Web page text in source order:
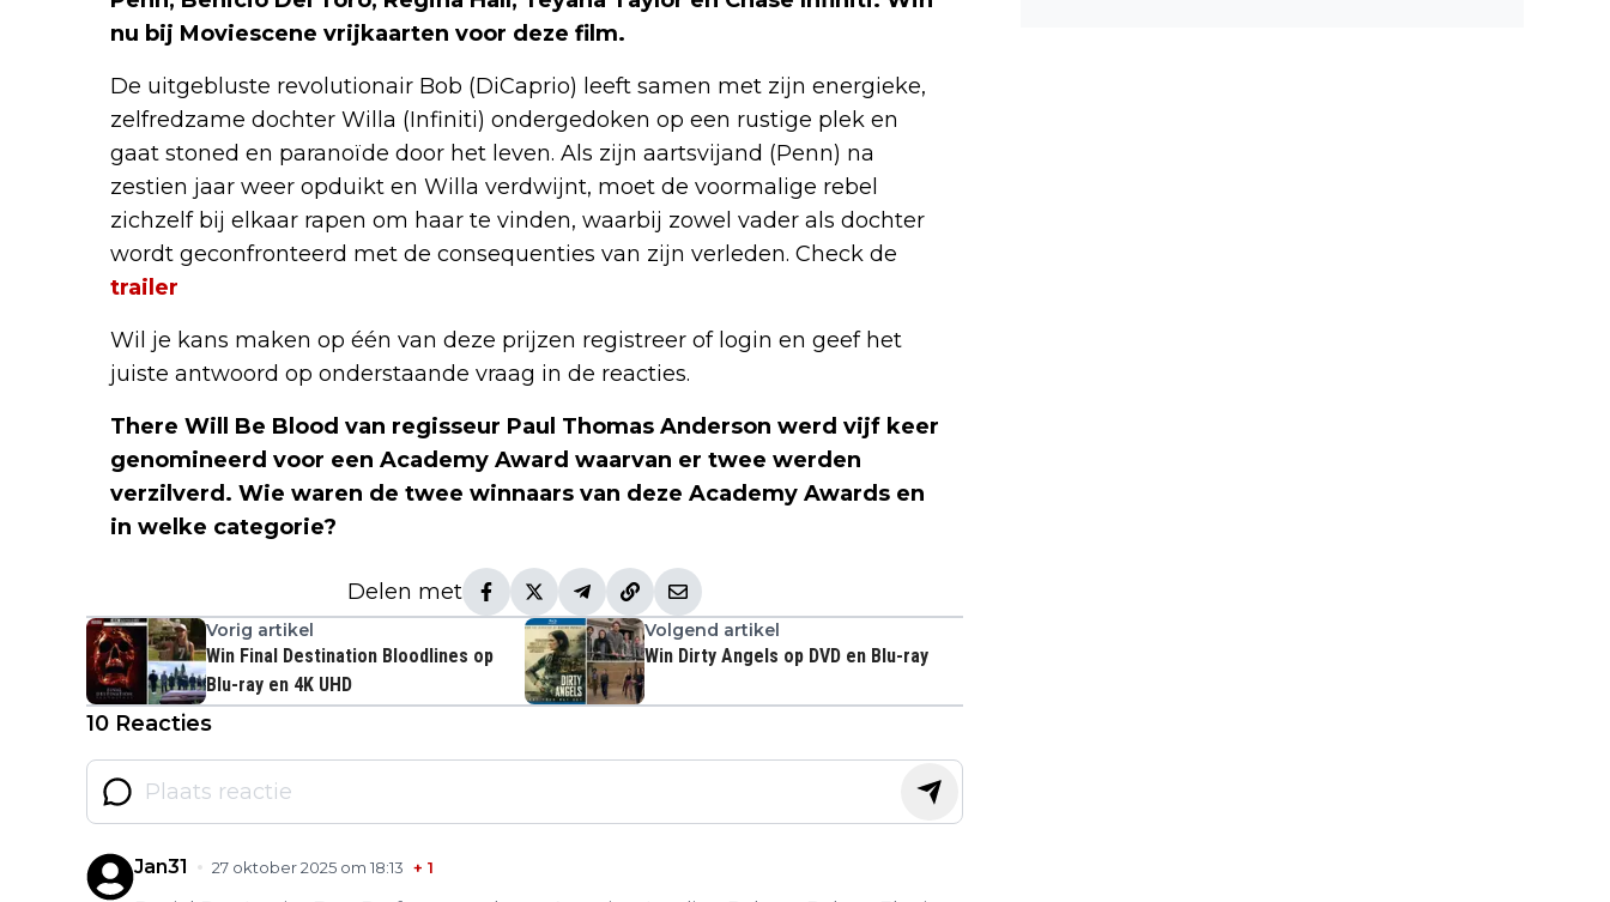
nu bij Moviescene vrijkaarten voor deze film.
De uitgebluste revolutionair Bob (DiCaprio) leeft samen met zijn energieke,
zelfredzame dochter Willa (Infiniti) ondergedoken op een rustige plek en
gaat stoned en paranoïde door het leven. Als zijn aartsvijand (Penn) na
zestien jaar weer opduikt en Willa verdwijnt, moet de voormalige rebel
zichzelf bij elkaar rapen om haar te vinden, waarbij zowel vader als dochter
wordt geconfronteerd met de consequenties van zijn verleden. Check de
trailer
Wil je kans maken op één van deze prijzen registreer of login en geef het
juiste antwoord op onderstaande vraag in de reacties.
There Will Be Blood van regisseur Paul Thomas Anderson werd vijf keer
genomineerd voor een Academy Award waarvan er twee werden
verzilverd. Wie waren de twee winnaars van deze Academy Awards en
in welke categorie?
Delen met
Vorig artikel
Win Final Destination Bloodlines op
Blu-ray en 4K UHD
Volgend artikel
Win Dirty Angels op DVD en Blu-ray
10 Reacties
Jan31 27 oktober 2025 om 18:13 + 1